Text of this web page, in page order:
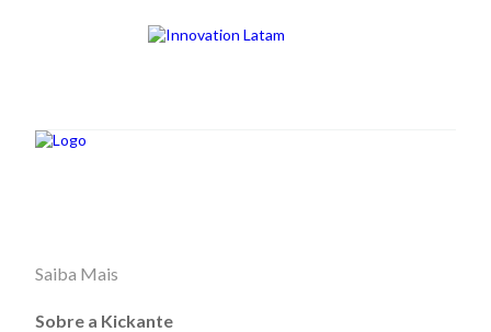
Saiba Mais
Sobre a Kickante